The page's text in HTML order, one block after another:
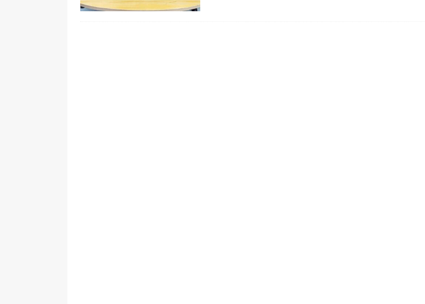
[ 6 de agosto de 2026 ] La historia detrás de la banda presidencial que portará Abelardo De La